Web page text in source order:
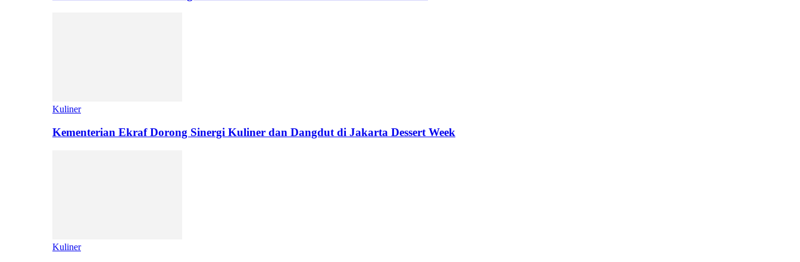
Kuliner
Kementerian Ekraf Dorong Sinergi Kuliner dan Dangdut di Jakarta Dessert Week
Kuliner